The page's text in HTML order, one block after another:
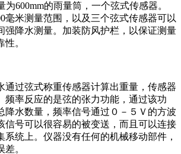
为600mm的雨量筒，一个弦式传感器。
毫米测量范围，以及三个弦式传感器可以
强降水测量。加装防风护栏，以保证测量
。
通过弦式称重传感器计算出重量，传感器
频率反应的是弦的张力功能，通过该功
降水数量，频率信号通过０－５Ｖ的方波
信号可以很容易的被变送，而且可以连接
系统上。仪器没有任何的机械移动部件，
。